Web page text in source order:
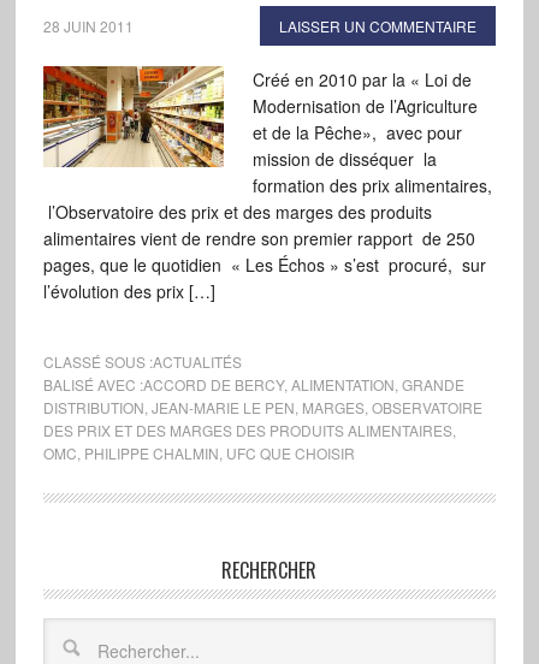
28 JUIN 2011 LAISSER UN COMMENTAIRE
Créé en 2010 par la « Loi de
Modernisation de l’Agriculture
et de la Pêche», avec pour
mission de disséquer la
formation des prix alimentaires,
l’Observatoire des prix et des marges des produits
alimentaires vient de rendre son premier rapport de 250
pages, que le quotidien « Les Échos » s’est procuré, sur
l’évolution des prix […]
CLASSÉ SOUS :ACTUALITÉS
BALISÉ AVEC :ACCORD DE BERCY, ALIMENTATION GRANDE
DISTRIBUTION JEAN-MARIE LE PEN MARGES, OBSERVATOIRE
DES PRIX ET DES MARGES DES PRODUITS ALIMENTAIRES,
OMC PHILIPPE CHALMIN UFC QUE CHOISIR
RECHERCHER